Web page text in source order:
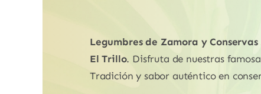
Legumbres de Zamora y
El Trillo. Disfruta de nuestras
Tradición y sabor auténtico en